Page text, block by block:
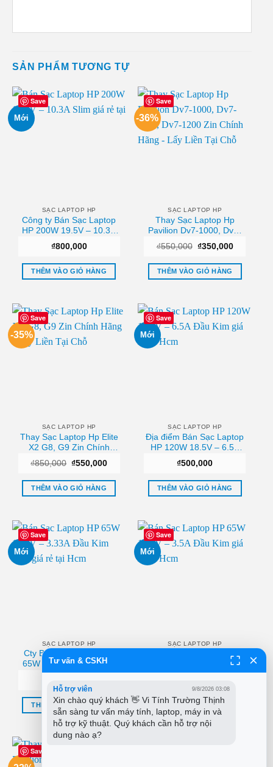
SẢN PHẨM TƯƠNG TỰ
Save
Mới
SẠC LAPTOP HP
Công ty Bán Sạc Laptop
HP 200W 19.5V – 10.3A
₫800,000
THÊM VÀO GIỎ HÀNG
Save
-36%
SẠC LAPTOP HP
Thay Sạc Laptop Hp
Pavilion Dv7-1000, Dv7-
Chính Hãng – Lấy Liền
Tại Chỗ
₫550,000 Giá
là:
₫550,000.
₫350,000Giá
tại
₫350,000.
THÊM VÀO GIỎ HÀNG
Save
-35%
SẠC LAPTOP HP
Thay Sạc Laptop Hp Elite
X2 G8, G9 Zin Chính
₫850,000 Giá
là:
₫850,000.
₫550,000Giá
tại
₫550,000.
THÊM VÀO GIỎ HÀNG
Save
Mới
SẠC LAPTOP HP
Địa điểm Bán Sạc Laptop
HP 120W 18.5V – 6.5A
₫500,000
THÊM VÀO GIỎ HÀNG
Save
Mới
SẠC LAPTOP HP
Cty Bán Sạc Laptop HP
65W 19.5V – 3.33A Đầu
Kim Nhỏ Hcm
THÊM VÀO GIỎ HÀNG
Save
Mới
SẠC LAPTOP HP
Địa điểm Bán Sạc Laptop
HP 65W 18.5V – 3.5A
Đầu Kim Sài gòn
THÊM VÀO GIỎ HÀNG
Save
Tư vấn & CSKH
Hỗ trợ viên 9/8/2026 03:08
Xin chào quý khách 👋 Vi Tính Trường Thịnh
sẵn sàng tư vấn máy tính, laptop, máy in và
hỗ trợ kỹ thuật. Quý khách cần hỗ trợ nội
dung nào ạ?